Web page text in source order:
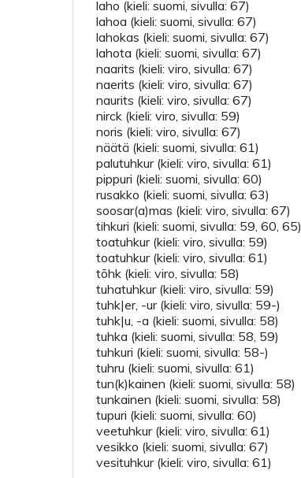
laho (kieli: suomi, sivulla: 67)
lahoa (kieli: suomi, sivulla: 67)
lahokas (kieli: suomi, sivulla: 67)
lahota (kieli: suomi, sivulla: 67)
naarits (kieli: viro, sivulla: 67)
naerits (kieli: viro, sivulla: 67)
naurits (kieli: viro, sivulla: 67)
nirck (kieli: viro, sivulla: 59)
noris (kieli: viro, sivulla: 67)
näätä (kieli: suomi, sivulla: 61)
palutuhkur (kieli: viro, sivulla: 61)
pippuri (kieli: suomi, sivulla: 60)
rusakko (kieli: suomi, sivulla: 63)
soosar(a)mas (kieli: viro, sivulla: 67)
tihkuri (kieli: suomi, sivulla: 59, 60, 65)
toatuhkur (kieli: viro, sivulla: 59)
toatuhkur (kieli: viro, sivulla: 61)
tõhk (kieli: viro, sivulla: 58)
tuhatuhkur (kieli: viro, sivulla: 59)
tuhk|er, -ur (kieli: viro, sivulla: 59-)
tuhk|u, -a (kieli: suomi, sivulla: 58)
tuhka (kieli: suomi, sivulla: 58, 59)
tuhkuri (kieli: suomi, sivulla: 58-)
tuhru (kieli: suomi, sivulla: 61)
tun(k)kainen (kieli: suomi, sivulla: 58)
tunkainen (kieli: suomi, sivulla: 58)
tupuri (kieli: suomi, sivulla: 60)
veetuhkur (kieli: viro, sivulla: 61)
vesikko (kieli: suomi, sivulla: 67)
vesituhkur (kieli: viro, sivulla: 61)